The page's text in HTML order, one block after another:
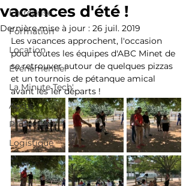
Entreprise
Formation
Location
Événementiel
La Minute Tech'
Acces
Protection
Logistique
vacances d'été !
Dernière mise à jour : 26 juil. 2019
Les vacances approchent, l'occasion
pour toutes les équipes d'ABC Minet de
se retrouver autour de quelques pizzas
et un tournois de pétanque amical
avant les 1er départs !